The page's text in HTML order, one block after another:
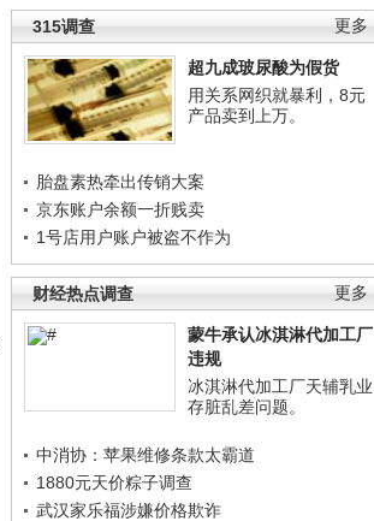
更多
315调查
超九成玻尿酸为假货
用关系网织就暴利，8元
产品卖到上万。
胎盘素热牵出传销大案
京东账户余额一折贱卖
1号店用户账户被盗不作为
更多
财经热点调查
蒙牛承认冰淇淋代加工厂
违规
冰淇淋代加工厂天辅乳业
存脏乱差问题。
中消协：苹果维修条款太霸道
1880元天价粽子调查
武汉家乐福涉嫌价格欺诈